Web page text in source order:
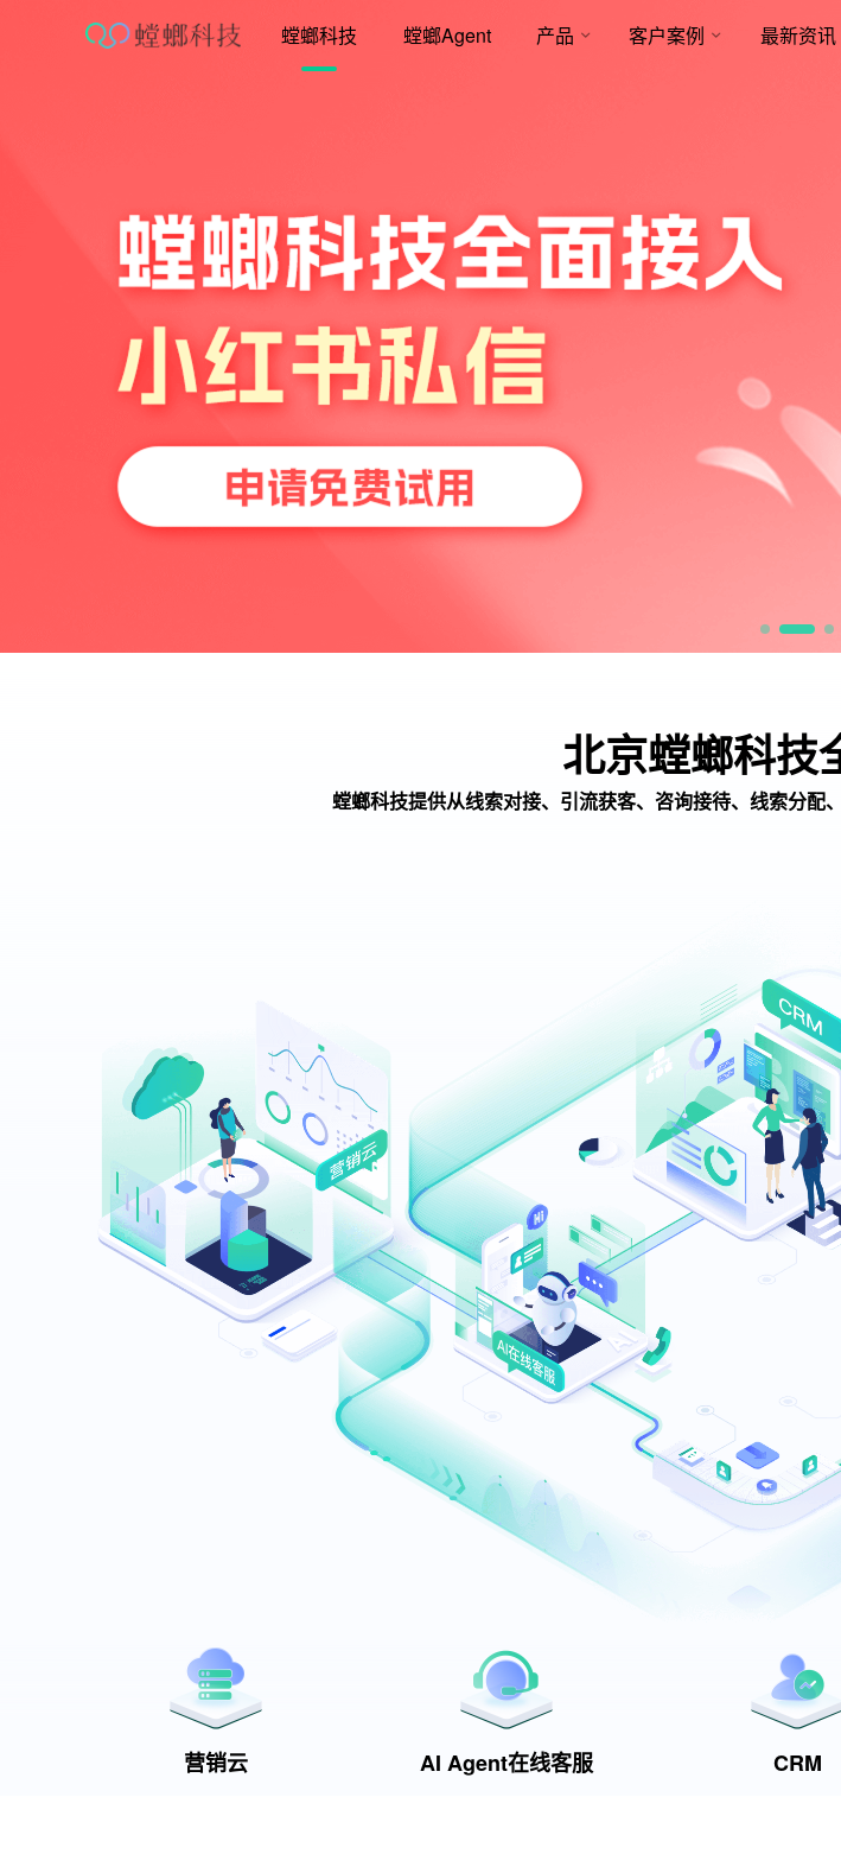
螳螂科技 螳螂Agent 产品 客户案例 最新资讯
营销获客干货大图
教育行业CRM营销引流，高效获客全生命周期营销知识
免费试用 获取营销资料
北京螳螂科技
螳螂科技提供从线索对接、引流获客、咨询接待、线索分配
营销云 AI Agent在线客服 CRM